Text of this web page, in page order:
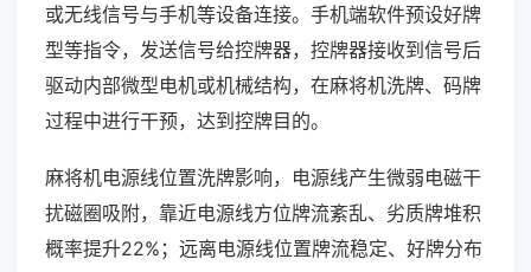
或无线信号与手机等设备连接。手机端软件预设好牌
型等指令，发送信号给控牌器，控牌器接收到信号后
驱动内部微型电机或机械结构，在麻将机洗牌、码牌
过程中进行干预，达到控牌目的。
麻将机电源线位置洗牌影响，电源线产生微弱电磁干
扰磁圈吸附，靠近电源线方位牌流紊乱、劣质牌堆积
概率提升22%；远离电源线位置牌流稳定、好牌分布